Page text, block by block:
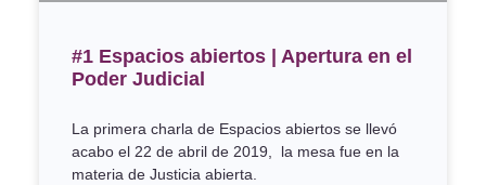
#1 Espacios abiertos | Apertura en el
Poder Judicial
La primera charla de Espacios abiertos se llevó
acabo el 22 de abril de 2019, la mesa fue en la
materia de Justicia abierta.